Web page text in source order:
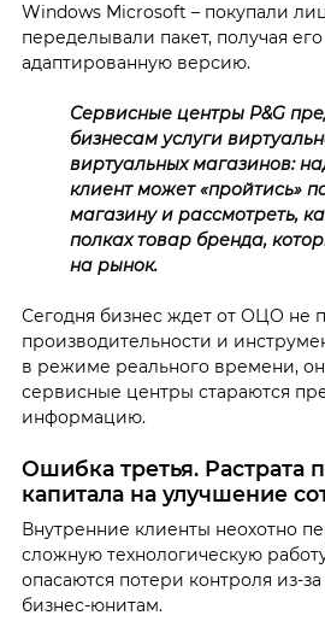
Windows Microsoft – покупали
переделывали пакет, получая
адаптированную версию.
Сервисные центры P&G
бизнесам услуги
виртуальных магазинов:
клиент может «пройтись»
магазину и рассмотреть,
полках товар бренда,
на рынок.
Сегодня бизнес ждет от ОЦО не
производительности и
в режиме реального времени,
сервисные центры стараются
информацию.
Ошибка третья. Растрата
капитала на улучшение
Внутренние клиенты неохотно
сложную технологическую
опасаются потери контроля из-
бизнес-юнитам.